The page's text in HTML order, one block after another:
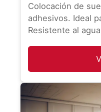
Colocación de
adhesivos. Ideal
Resistente al